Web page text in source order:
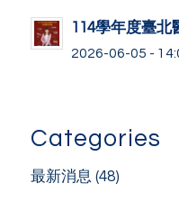
114學年度臺北
2026-06-05 -
Categories
最新消息 (48)